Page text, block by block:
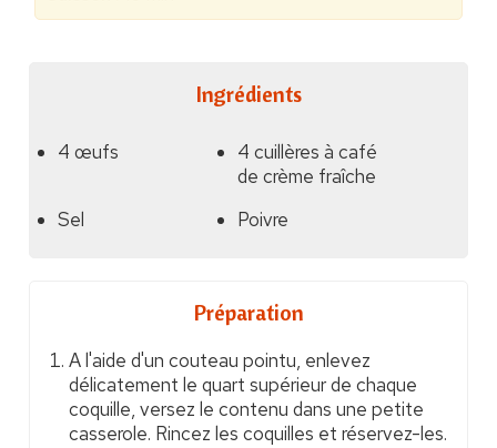
Ingrédients
4 œufs
4 cuillères à café
de crème fraîche
Sel
Poivre
Préparation
A l'aide d'un couteau pointu, enlevez
délicatement le quart supérieur de chaque
coquille, versez le contenu dans une petite
casserole. Rincez les coquilles et réservez-les.